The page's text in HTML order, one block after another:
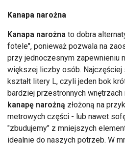
Kanapa narożna
Kanapa narożna to dobra
fotele", ponieważ pozwala na
przy jednoczesnym zapewnieniu
większej liczby osób. Najczęściej
kształt litery L, czyli jeden bok
bardziej przestronnych
kanapę narożną złożoną na
metrowych części - lub nawet
"zbudujemy" z mniejszych
idealnie do naszych potrzeb. W